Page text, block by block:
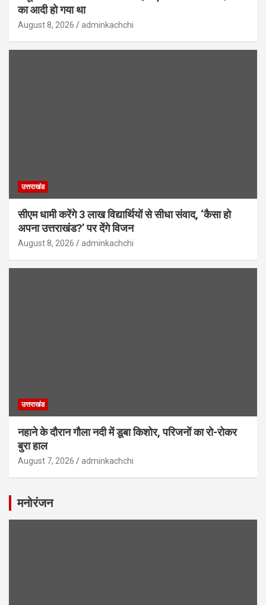
का आदी हो गया था
August 8, 2026 adminkachchi
उत्तराखंड
सीएम धामी करेंगे 3 लाख विद्यार्थियों से सीधा संवाद, ‘कैसा हो
अपना उत्तराखंड?’ पर देंगे विजन
August 8, 2026 adminkachchi
उत्तराखंड
नहाने के दौरान गौला नदी में डूबा किशोर, परिजनों का रो-रोकर
बुरा हाल
August 7, 2026 adminkachchi
मनोरंजन